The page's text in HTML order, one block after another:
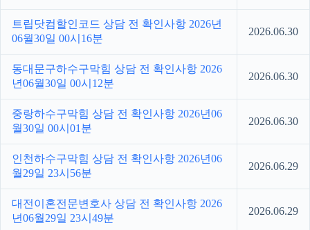
트립닷컴할인코드 상담 전 확인사항 2026년
06월30일 00시16분
2026.06.30
동대문구하수구막힘 상담 전 확인사항 2026
년06월30일 00시12분
2026.06.30
중랑하수구막힘 상담 전 확인사항 2026년06
월30일 00시01분
2026.06.30
인천하수구막힘 상담 전 확인사항 2026년06
월29일 23시56분
2026.06.29
대전이혼전문변호사 상담 전 확인사항 2026
년06월29일 23시49분
2026.06.29